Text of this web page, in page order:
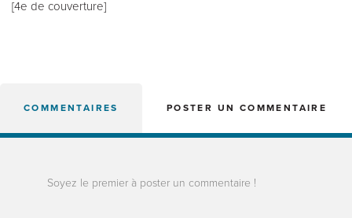
[4e de couverture]
COMMENTAIRES POSTER UN COMMENTAIRE
Soyez le premier à poster un commentaire !